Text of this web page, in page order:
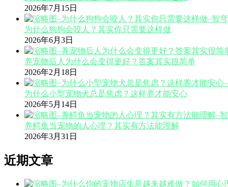
2026年7月15日
为什么狗狗会咬人？其实你只需要这样做
2026年6月3日
养宠物后人为什么会变得更好？答案其实很简单
2026年2月18日
为什么小型宠物犬总是焦虑？这样养才能安心
2026年5月14日
养鳄鱼当宠物的人心理？其实有方法能理解
2026年3月31日
近期文章